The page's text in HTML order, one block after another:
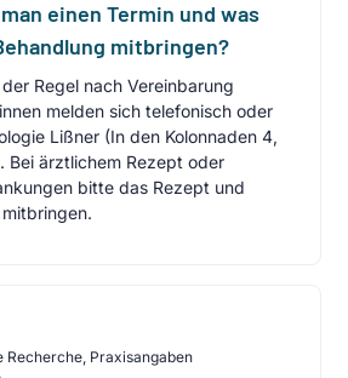
einen Termin und was
mitbringen?
Regel nach Vereinbarung
melden sich telefonisch oder
Lißner (In den Kolonnaden 4,
Bei ärztlichem Rezept oder
bitte das Rezept und
Recherche, Praxisangaben